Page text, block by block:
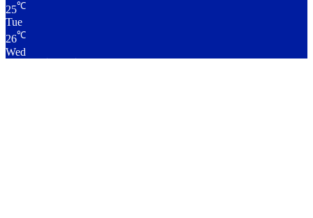
25℃
Tue
26℃
Wed